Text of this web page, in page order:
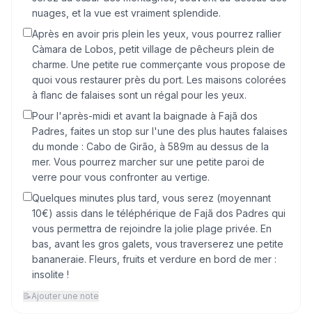
nuages, et la vue est vraiment splendide.
Après en avoir pris plein les yeux, vous pourrez rallier
Càmara de Lobos, petit village de pêcheurs plein de
charme. Une petite rue commerçante vous propose de
quoi vous restaurer près du port. Les maisons colorées
à flanc de falaises sont un régal pour les yeux.
Pour l'après-midi et avant la baignade à Fajã dos
Padres, faites un stop sur l'une des plus hautes falaises
du monde : Cabo de Girão, à 589m au dessus de la
mer. Vous pourrez marcher sur une petite paroi de
verre pour vous confronter au vertige.
Quelques minutes plus tard, vous serez (moyennant
10€) assis dans le téléphérique de Fajã dos Padres qui
vous permettra de rejoindre la jolie plage privée. En
bas, avant les gros galets, vous traverserez une petite
bananeraie. Fleurs, fruits et verdure en bord de mer :
insolite !
📝Ajouter une note